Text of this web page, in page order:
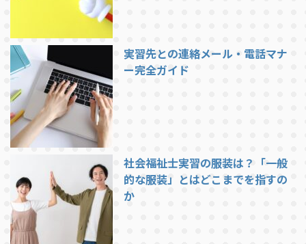
実習先との連絡メール・電話マナ
ー完全ガイド
社会福祉士実習の服装は？「一般
的な服装」とはどこまでを指すの
か